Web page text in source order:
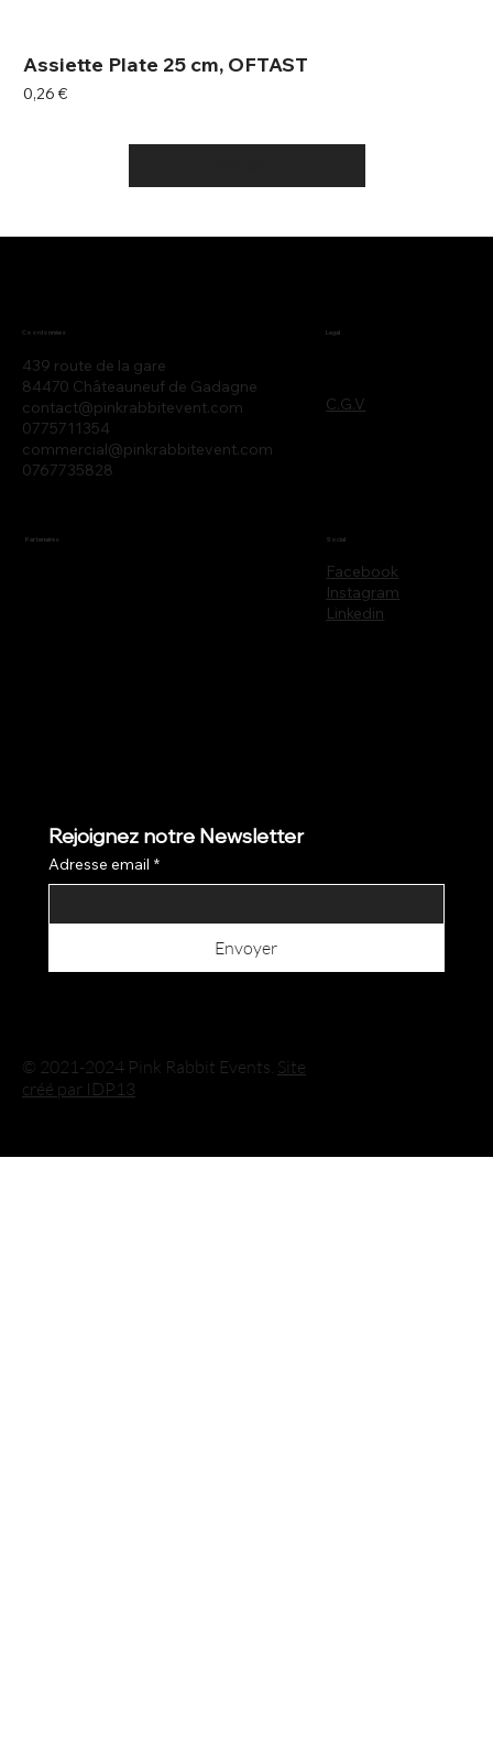
Assiette Plate 25 cm, OFTAST
Prix
0,26 €
439 route de la gare
84470 Châteauneuf de Gadagne
contact@pinkrabbitevent.com
0775711354
commercial@pinkrabbitevent.com
0767735828
Coordonnées
C.G.V
Legal
Partenaires
Facebook
Instagram
Linkedin
Social
Rejoignez notre Newsletter
Adresse email *
Envoyer
© 2021-2024 Pink Rabbit Events. Site
créé par IDP13